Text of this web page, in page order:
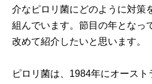
介なピロリ菌にどのように対策
組んでいます。節目の年となっ
改めて紹介したいと思います。
ピロリ菌は、1984年にオース